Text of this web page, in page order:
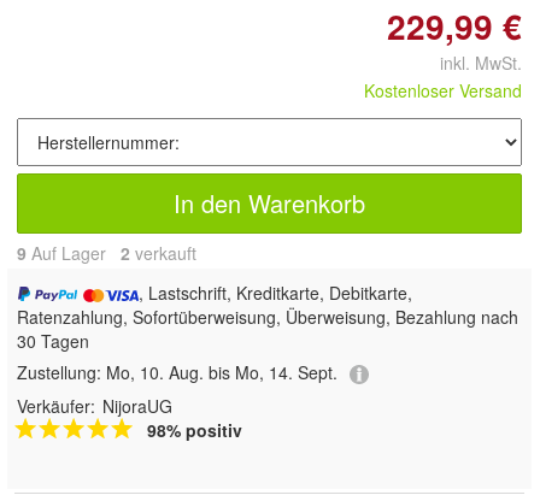
229,99 €
inkl. MwSt.
Kostenloser Versand
In den Warenkorb
9 Auf Lager 2 verkauft
, Lastschrift, Kreditkarte, Debitkarte,
Ratenzahlung, Sofortüberweisung, Überweisung, Bezahlung nach
30 Tagen
Zustellung: Mo, 10. Aug. bis Mo, 14. Sept.
Verkäufer: NijoraUG
98% positiv